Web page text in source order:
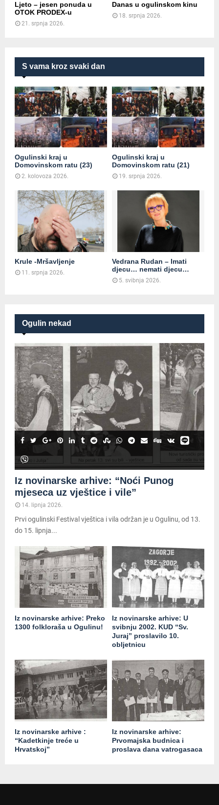
S vama kroz svaki dan
Ogulinski kraj u
Domovinskom ratu (23)
2. kolovoza 2026.
Ogulinski kraj u
Domovinskom ratu (21)
19. srpnja 2026.
Krule -Mršavljenje
11. srpnja 2026.
Vedrana Rudan – Imati
djecu… nemati djecu…
5. svibnja 2026.
Ogulin nekad
Iz novinarske arhive: “Noći Punog
mjeseca uz vještice i vile”
14. lipnja 2026.
Prvi ogulinski Festival vještica i vila održan je u Ogulinu, od 13.
do 15. lipnja...
Iz novinarske arhive: Preko
1300 folkloraša u Ogulinu!
Iz novinarske arhive: U
svibnju 2002. KUD “Sv.
Juraj” proslavilo 10.
obljetnicu
Iz novinarske arhive :
“Kadetkinje treće u
Hrvatskoj”
Iz novinarske arhive:
Prvomajska budnica i
proslava dana vatrogasaca
Ljeto – jesen ponuda u
OTOK PRODEX-u
21. srpnja 2026.
Danas u ogulinskom kinu
18. srpnja 2026.